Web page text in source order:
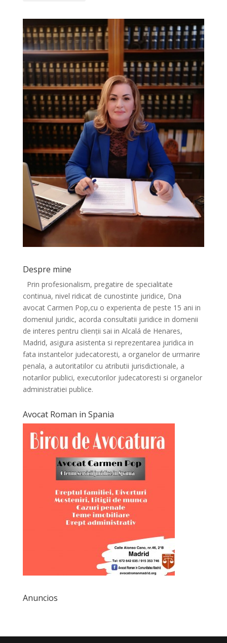
Despre mine
Prin profesionalism, pregatire de specialitate
continua, nivel ridicat de cunostinte juridice, Dna
avocat Carmen Pop,cu o experienta de peste 15 ani in
domeniul juridic, acorda consultatii juridice in domenii
de interes pentru clienții sai in Alcalá de Henares,
Madrid, asigura asistenta si reprezentarea juridica in
fata instantelor judecatoresti, a organelor de urmarire
penala, a autoritatilor cu atributii jurisdictionale, a
notarilor publici, executorilor judecatoresti si organelor
administratiei publice.
Avocat Roman in Spania
Anuncios